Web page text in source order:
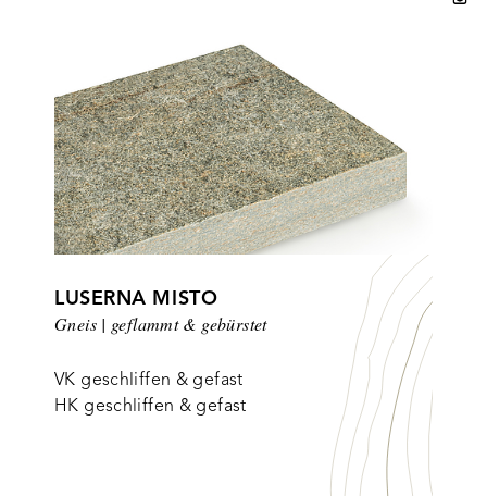
LUSERNA MISTO
Gneis | geflammt & gebürstet
VK geschliffen & gefast
HK geschliffen & gefast